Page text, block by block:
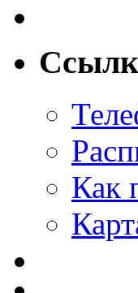
Как